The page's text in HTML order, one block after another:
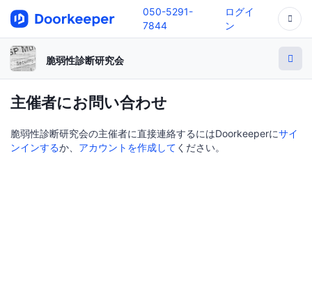
050-5291-
7844
ログイ
ン
脆弱性診断研究会
主催者にお問い合わせ
脆弱性診断研究会の主催者に直接連絡するにはDoorkeeperにサイ
ンインするか、 アカウントを作成して ください。